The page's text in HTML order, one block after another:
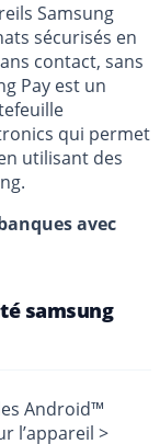
Samsung
sécurisés en
contact, sans
Pay est un
qui permet
utilisant des
avec
samsung
Android™
l’appareil >